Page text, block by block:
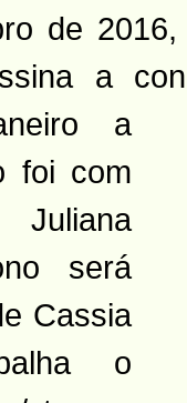
de
a
a
foi com
será
Cassia
o